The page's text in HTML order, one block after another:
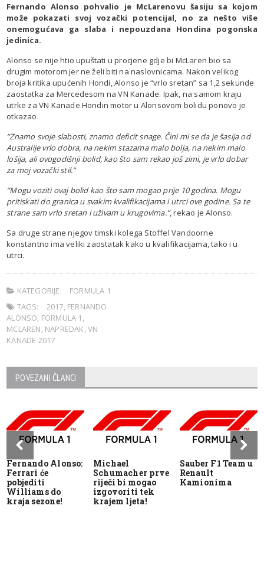
Fernando Alonso pohvalio je McLarenovu šasiju sa kojom
može pokazati svoj vozački potencijal, no za nešto više
onemogućava ga slaba i nepouzdana Hondina pogonska
jedinica.
Alonso se nije htio upuštati u procjene gdje bi McLaren bio sa
drugim motorom jer ne želi biti na naslovnicama. Nakon velikog
broja kritika upućenih Hondi, Alonso je “vrlo sretan” sa 1,2 sekunde
zaostatka za Mercedesom na VN Kanade. Ipak, na samom kraju
utrke za VN Kanade Hondin motor u Alonsovom bolidu ponovo je
otkazao.
“Znamo svoje slabosti, znamo deficit snage. Čini mi se da je šasija od
Australije vrlo dobra, na nekim stazama malo bolja, na nekim malo
lošija, ali ovogodišnji bolid, kao što sam rekao još zimi, je vrlo dobar
za moj vozački stil.”
“Mogu voziti ovaj bolid kao što sam mogao prije 10 godina. Mogu
pritiskati do granica u svakim kvalifikacijama i utrci ove godine. Sa te
strane sam vrlo sretan i uživam u krugovima.”, rekao je Alonso.
Sa druge strane njegov timski kolega Stoffel Vandoorne
konstantno ima veliki zaostatak kako u kvalifikacijama, tako i u
utrci.
KATEGORIJE:
FORMULA 1
TAGS:
2017, FERNANDO
ALONSO, FORMULA 1 ,
MCLAREN, NAPREDAK,VN
KANADE 2017
POVEZANI ČLANCI
Fernando Alonso:
Ferrari će
pobjediti
Williams do
kraja sezone!
Michael
Schumacher prve
riječi bi mogao
izgovoriti tek
krajem ljeta!
Sauber F1 Team u
Renault
Kamionima